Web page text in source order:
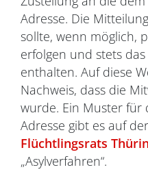
Adresse. Die
sollte, wenn möglich,
erfolgen und stets
enthalten. Auf diese
Nachweis, dass die
wurde. Ein Muster
Adresse gibt es auf der
Flüchtlingsrats
„Asylverfahren“.